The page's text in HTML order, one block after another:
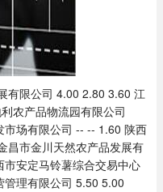
有限公司 4.00 2.80 3.60 江
农产品物流园有限公司
场有限公司 -- -- 1.60 陕西
昌市金川天然农产品发展有
安定马铃薯综合交易中心
理有限公司 5.50 5.00
200.89